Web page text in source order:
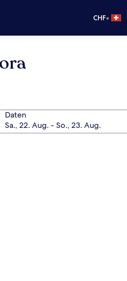
CHF•
Daten